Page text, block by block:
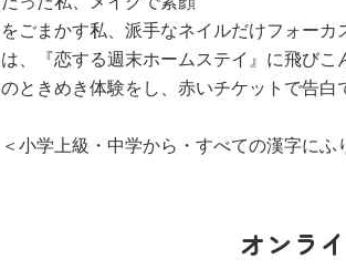
をごまかす私、派手なネイルだけフォー
は、『恋する週末ホームステイ』に飛び
のときめき体験をし、赤いチケットで告
＜小学上級・中学から・すべての漢字に
オンラ
ひな